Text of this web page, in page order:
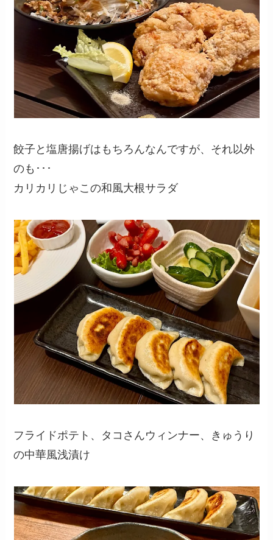
餃子と塩唐揚げはもちろんなんですが、それ以外
のも･･･
カリカリじゃこの和風大根サラダ
フライドポテト、タコさんウィンナー、きゅうり
の中華風浅漬け